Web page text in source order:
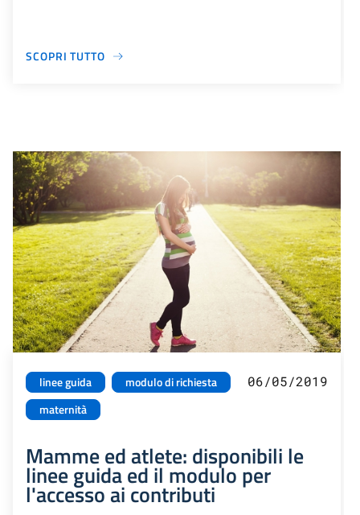
SCOPRI TUTTO
linee guida
modulo di richiesta
maternità
06/05/2019
Mamme ed atlete: disponibili le
linee guida ed il modulo per
l'accesso ai contributi